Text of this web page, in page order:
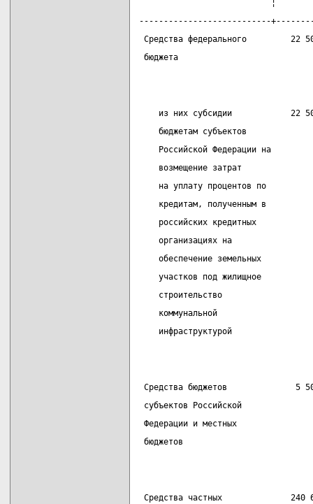
¦
---------------------------
Средства федерального
бюджета
из них субсидии            22
    бюджетам субъектов
    Российской Федерации на
    возмещение затрат
    на уплату процентов по
    кредитам, полученным в
    российских кредитных
    организациях на
    обеспечение земельных
    участков под жилищное
    строительство
    коммунальной
    инфраструктурой
Средства бюджетов
субъектов Российской
Федерации и местных
бюджетов
Средства частных              240